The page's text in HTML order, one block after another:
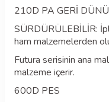
210D PA GERİ
SÜRDÜRÜLEBİLİR:
ham malzemelerden
Futura serisinin ana
malzeme içerir.
600D PES